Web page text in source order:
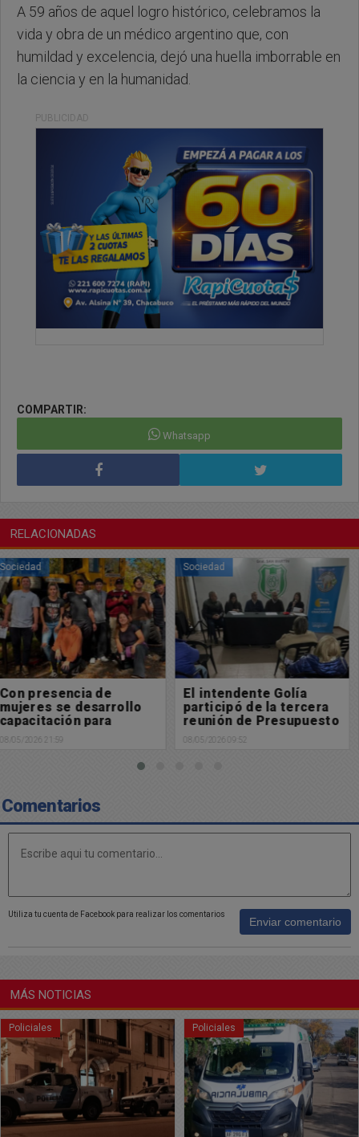
A 59 años de aquel logro histórico, celebramos la
vida y obra de un médico argentino que, con
humildad y excelencia, dejó una huella imborrable en
la ciencia y en la humanidad.
PUBLICIDAD
COMPARTIR:
Whatsapp
RELACIONADAS
Sociedad
El intendente Golía
participó de la tercera
reunión de Presupuesto
Participativo
08/05/2026 09:52
Sociedad
Solidaridad: Una familia
necesita de la ayuda de
la comunidad
08/05/2026 08:42
Comentarios
Utiliza tu cuenta de Facebook para realizar los comentarios
Enviar comentario
MÁS NOTICIAS
Policiales Policiales